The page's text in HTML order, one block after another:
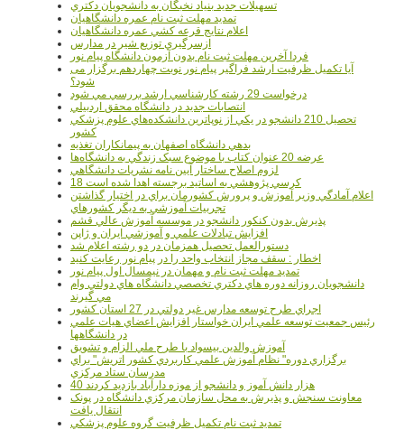
تسهيلات جديد بنياد نخبگان به دانشجويان دکتري
تمديد مهلت ثبت نام عمره دانشگاهيان
اعلام نتايج قرعه کشي عمره دانشگاهيان
ازسرگيري توزيع شير در مدارس
فردا آخرین مهلت ثبت نام بدون آزمون دانشگاه پیام نور
آیا تکمیل ظرفیت ارشد فراگیر پیام نور نوبت چهاردهم برگزار می
شود؟
درخواست 29 رشته کارشناسي ارشد بررسي مي شود
انتصابات جديد در دانشگاه محقق اردبيلي
تحصيل 210 دانشجو در يکي از نوپاترين دانشکده‌هاي علوم پزشکي
کشور
بدهي دانشگاه اصفهان به پيمانکاران تغذيه
عرضه 20 عنوان کتاب با موضوع سبک زندگي به دانشگاه‌ها
لزوم اصلاح ساختار آيين نامه نشريات دانشگاهي
18 کرسي پژوهشي به اساتيد برجسته اهدا شده است
اعلام آمادگي وزير آموزش و پرورش کشورمان براي در اختيار گذاشتن
تجربيات آموزشي به ديگر کشورهاي
پذيرش بدون کنکور دانشجو در موسسه آموزش عالي قشم
افزايش تبادلات علمي و آموزشي ايران و ژاپن
دستورالعمل تحصیل همزمان در دو رشته اعلام شد
اخطار : سقف مجاز انتخاب واحد را در پیام نور رعایت کنید
تمدید مهلت ثبت نام و مهمان در نیمسال اول پیام نور
دانشجويان روزانه دوره هاي دكتري تخصصي دانشگاه هاي دولتي وام
مي گيرند
اجراي طرح توسعه مدارس غير دولتي در 27 استان کشور
رئيس جمعيت توسعه علمي ايران خواستار افزايش اعضاي هيات علمي
در دانشگاهها
آموزش والدين بيسواد با طرح ملي الزام و تشويق
برگزاري دوره" نظام آموزش علمي كاربردي كشور اتريش" براي
مدرسان ستاد مرکزي
40 هزار دانش آموز و دانشجو از موزه دارآباد بازديد کردند
معاونت سنجش و پذيرش به محل سازمان مرکزي دانشگاه در پونک
انتقال يافت
تمديد ثبت نام تکميل ظرفيت گروه علوم پزشکي